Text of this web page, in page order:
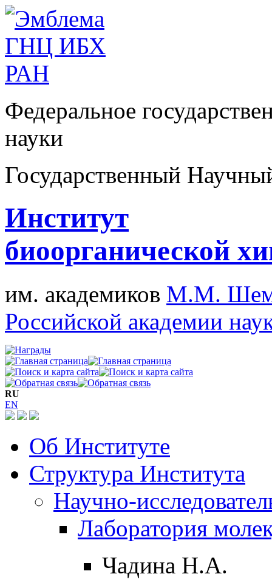
Федеральное
науки
Государственный
Институт
биоорганической
им. академиков М.М.
Российской академии
RU
EN
Об Институте
Структура Института
Научно-
Лаборатория
Чадина Н.А.